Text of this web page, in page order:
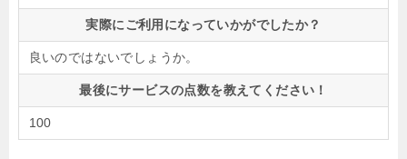
実際にご利用になっていかがでしたか？
良いのではないでしょうか。
最後にサービスの点数を教えてください！
100